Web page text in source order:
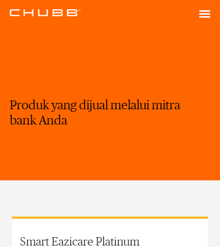
Produk yang dijual melalui mitra
bank Anda
Smart Eazicare Platinum